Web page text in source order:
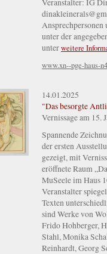
unter der
unterweitere
www.xn--pge-haus-
14.01.2025
"Das besorgte
Vernissage am
Spannende
der ersten
gezeigt, mit
eröffnete Raum
MuSeele im Haus
Veranstalter
Texten
sind Werke von
Frido Hohberger,
Stahl, Monika
Reinhardt, Georg